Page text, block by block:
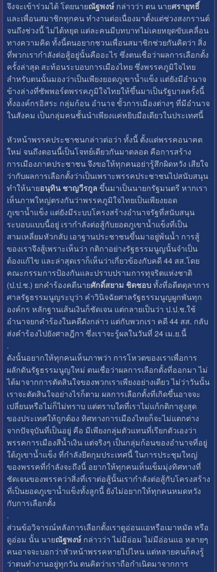
จึงจะเข้าร่วมได้ โดยนายณัฐพงษ์กล่าวว่า ตน นายศรายุทธิ์
และเพื่อนสมาชิกทุกคน ทำงานต่อเนื่องมาตั้งแต่ช่วงสงกรานต์
จนถึงช่วงนี้ ไม่ได้หยุด แต่ละคนมีบทบาทไม่เคยหยุดขับเคลื่อน
ทางความคิด ทั้งนี้ตนอยากชวนเพื่อนสมาชิกช่วยกันคิดว่า สิ่ง
ที่พวกเรากำลังต่อสู้อยู่นั้นคืออะไร ซึ่งตนเชื่อว่าผลการเลือกตั้ง
ครั้งล่าสุด สะท้อนระบอบการเมืองไทย ซึ่งพรรคภูมิใจไทย
สำหรับตนนั้นมองว่าเป็นเพียงยอดภูเขาน้ำแข็ง แต่ยังมีอำนาจ
ข้างล่างที่ซัพพอร์ตพรรคภูมิใจไทยให้ขึ้นมาเป็นรัฐบาลครั้งนี้
ทั้งองค์กรอิสระ กลุ่มก้อน อำนาจ ขั้วการเมืองต่างๆ ที่มีอำนาจ
ในสังคม เป็นกลุ่มคนชั้นนำเพียงแค่หยิบมือเดียวในประเทศนี้
หัวหน้าพรรคประชาชนกล่าวต่อว่า ทั้งนี้ ตั้งแต่พรรคอนาคต
ใหม่ จนถึงตอนนี้เป็นโจทย์เดียวกันมาตลอด คือการสร้าง
การเมืองภาคประชาชน จึงขอให้ทุกคนอย่ารู้สึกผิดหวัง เสียใจ
ว่ากับผลการเลือกตั้งว่าเป็นเพราะพรรคประชาชนไปสนับสนุน
ทำให้นายอนุทิน ชาญวีรกูล ขึ้นมาเป็นนายกรัฐมนตรี หากเรา
เห็นภาพใหญ่ตรงกันว่าพรรคภูมิใจไทยเป็นเพียงยอด
ภูเขาน้ำแข็ง แต่ยังมีระบบโครงสร้างอำนาจรัฐที่สนับสนุน
ระบอบแบบนี้อยู่ เรากำลังต่อสู้กับยอดภูเขาน้ำแข็งที่เป็น
สามเหลี่ยมหัวกลับ เอาฐานประชาชนขึ้นมาอยู่พ้นน้ำ การสู้
ของเราจึงสู้เพราะเห็นว่า กติกาอย่างรัฐธรรมนูญนั้นจำเป็น
ต้องแก้ไข และล่าสุดเราก็เห็นว่าเกี่ยวข้องกับคดี 44 สส.โดย
คณะกรรมการป้องกันและปราบปรามการทุจริตแห่งชาติ
(ป.ป.ช.) ยกคำร้องคดีนายศักดิ์สยาม ชิดชอบทั้งที่อดีตตุลาการ
ศาลรัฐธรรมนูญระบุว่า คำวินิจฉัยศาลรัฐธรรมนูญผูกพันทุก
องค์กร หลักฐานเส้นเงินก็ชัดเจน แต่กลายเป็นว่า ป.ป.ช.ใช้
อำนาจยกคำร้องในคดีดังกล่าว แต่กับพวกเรา คดี 44 สส. กลับ
ส่งคำร้องไปยังศาลฎีกา ซึ่งเราจะรู้ผลในวันที่ 24 เม.ย.นี้
.
ดังนั้นอยากให้ทุกคนเห็นภาพว่า การโหวตของเราเพื่อการ
ผลักดันรัฐธรรมนูญใหม่ ตนเชื่อว่าผลการเลือกตั้งที่ออกมา ไม่
ได้มาจากการตัดสินใจของพวกเราเพียงอย่างเดียว ไม่ว่าวันนั้น
เราจะตัดสินใจอย่างไรก็ตาม ผลการเลือกตั้งที่เกิดขึ้นอาจจะ
เปลี่ยนหรือไม่ก็ไม่ทราบ แต่ตราบใดที่เราไม่แก้กติกาสูงสุด
ของประเทศให้ถูกต้อง ทิศทางการเมืองไทยก็จะไม่แตกต่าง
จากปัจจุบันที่เป็นอยู่ คือ มีเพียงกลุ่มตัวแทนที่เรียกตัวเองว่า
พรรคการเมืองสีน้ำเงิน แต่จริงๆ เป็นกลุ่มก้อนของอำนาจที่อยู่
ใต้ภูเขาน้ำแข็ง ที่กำลังยึดกุมประเทศนี้ ในการประชุมใหญ่
ของพรรคที่กำลังจะถึงนี้ อยากให้ทุกคนเห็นเข็มมุ่งทิศทางที่
ชัดเจนของพรรคว่าสิ่งที่เราต่อสู้นั้นเรากำลังต่อสู้กับโครงสร้าง
ที่เป็นยอดภูเขาน้ำแข็งทั้งลูกนี้ ยังไม่อยากให้ทุกคนหมดหวัง
กับการเลือกตั้ง
.
ส่วนข้อวิจารณ์หลังการเลือกตั้งเราดูอ่อนแอหรือเมาหมัด หรือ
ดูอ่อม นั้น นายณัฐพงษ์กล่าวว่า ไม่มีอ่อม ไม่มีอ่อนแอ หลายๆ
คนอาจจะบอกว่าหัวหน้าพรรคหายไปไหน แต่หลายคนก็คงรู้
ว่าตนทำงานอยู่ทุกวัน ตนคิดว่าเราถือกำเนิดมาจากการ